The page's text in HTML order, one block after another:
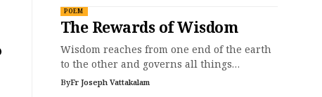
POEM
The Rewards of Wisdom
Wisdom reaches from one end of the earth
to the other and governs all things…
ByFr Joseph Vattakalam